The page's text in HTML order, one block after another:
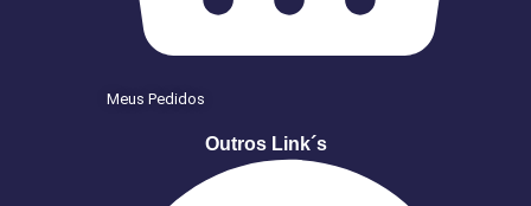
Meus Pedidos
Outros Link´s